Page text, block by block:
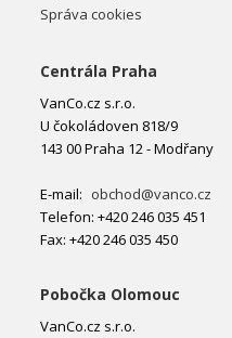
Správa cookies
Centrála Praha
VanCo.cz s.r.o.
U čokoládoven 818/9
143 00 Praha 12 - Modřany
E-mail: obchod@vanco.cz
Telefon: +420 246 035 451
Fax: +420 246 035 450
Pobočka Olomouc
VanCo.cz s.r.o.